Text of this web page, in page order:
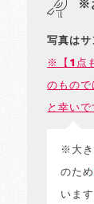
※
写真はサ
※【1点
のもので
と幸いで
※大き
のため
います